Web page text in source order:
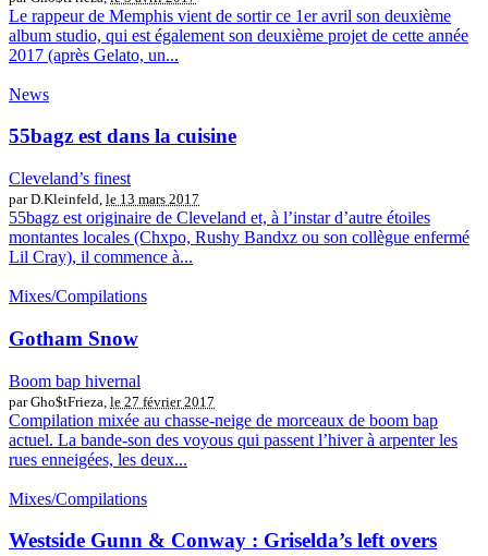
Le rappeur de Memphis vient de sortir ce 1er avril son deuxième
album studio, qui est également son deuxième projet de cette année
2017 (après Gelato, un...
News
55bagz est dans la cuisine
Cleveland’s finest
par D.Kleinfeld, le 13 mars 2017
55bagz est originaire de Cleveland et, à l’instar d’autre étoiles
montantes locales (Chxpo, Rushy Bandxz ou son collègue enfermé
Lil Cray), il commence à...
Mixes/Compilations
Gotham Snow
Boom bap hivernal
par Gho$tFrieza, le 27 février 2017
Compilation mixée au chasse-neige de morceaux de boom bap
actuel. La bande-son des voyous qui passent l’hiver à arpenter les
rues enneigées, les deux...
Mixes/Compilations
Westside Gunn & Conway : Griselda’s left overs